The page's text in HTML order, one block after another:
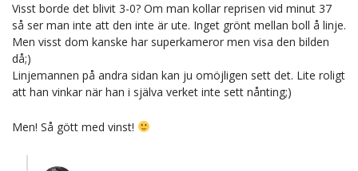
Visst borde det blivit 3-0? Om man kollar reprisen vid minut 37
så ser man inte att den inte är ute. Inget grönt mellan boll å linje.
Men visst dom kanske har superkameror men visa den bilden
då;)
Linjemannen på andra sidan kan ju omöjligen sett det. Lite roligt
att han vinkar när han i själva verket inte sett nånting;)
Men! Så gött med vinst!